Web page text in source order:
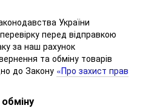
України
перед відправкою
за наш рахунок
та обміну товарів
до Закону «Про захист прав